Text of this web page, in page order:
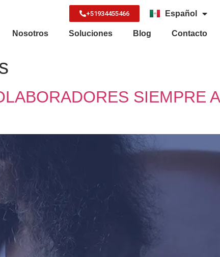
+51934455466 Español
English
Nosotros Soluciones Blog Contacto
SIEMPRE A